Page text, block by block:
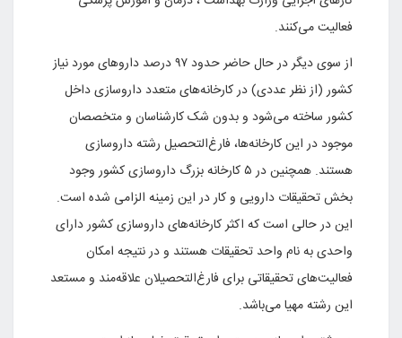
فعالیت می‌کنند.
از سوی دیگر در حال حاضر حدود ۹۷ درصد داروهای مورد نیاز
کشور (از نظر عددی) در کارخانه‌های متعدد داروسازی داخل
کشور ساخته می‌شود و بدون شک کارشناسان و متخصصان
موجود در این کارخانه‌ها، فارغ‌التحصیل رشته داروسازی
هستند. همچنین در ۵ کارخانه بزرگ داروسازی کشور وجود
بخش تحقیقات دارویی و کار در این زمینه الزامی شده است.
این در حالی است که اکثر کارخانه‌های داروسازی کشور دارای
واحدی به نام واحد تحقیقات هستند و در نتیجه امکان
فعالیت‌های تحقیقاتی برای فارغ‌التحصیلان علاقه‌مند و مستعد
این رشته مهیا می‌باشد.